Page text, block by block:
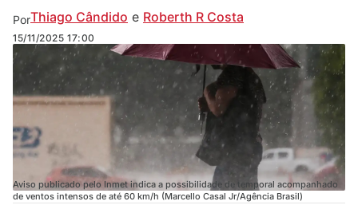
PorThiago Cândido e Roberth R Costa
15/11/2025 17:00
Aviso publicado pelo Inmet indica a possibilidade de temporal acompanhado
de ventos intensos de até 60 km/h (Marcello Casal Jr/Agência Brasil)